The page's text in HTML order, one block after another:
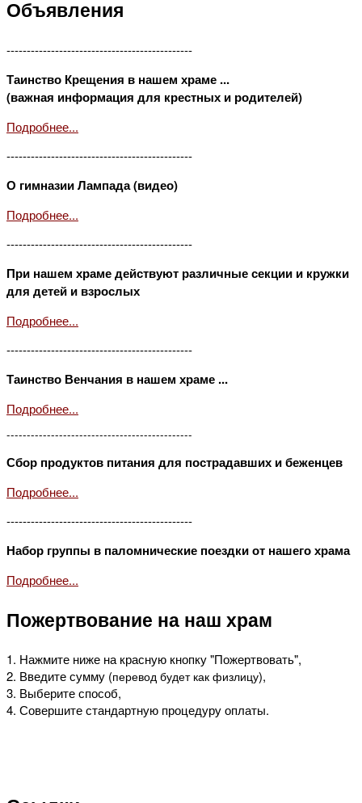
Объявления
----------------------------------------------
Таинство Крещения в нашем храме ...
(важная информация для крестных и родителей)
Подробнее...
----------------------------------------------
О гимназии Лампада (видео)
Подробнее...
----------------------------------------------
При нашем храме действуют различные секции и кружки
для детей и взрослых
Подробнее...
----------------------------------------------
Таинство Венчания в нашем храме ...
Подробнее...
----------------------------------------------
Сбор продуктов питания для пострадавших и беженцев
Подробнее...
----------------------------------------------
Набор группы в паломнические поездки от нашего храма
Подробнее...
Пожертвование на наш храм
1. Нажмите ниже на красную кнопку "Пожертвовать",
2. Введите сумму (перевод будет как физлицу),
3. Выберите способ,
4. Совершите стандартную процедуру оплаты.